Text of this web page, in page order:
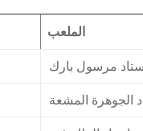
الملعب
مرسول بارك
الجوهرة المشعة